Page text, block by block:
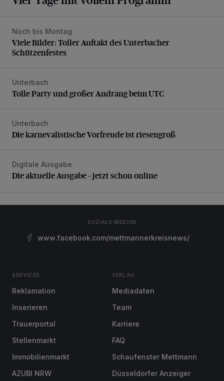
Viele Bilder: Toller Auftakt des Unterbacher
Noch bis Montag
Viele Bilder: Toller Auftakt des Unterbacher
Schützenfestes
Tolle Party und großer Andrang beim UTC
Unterbach
Tolle Party und großer Andrang beim UTC
Die karnevalistische Vorfreude ist riesengroß
Unterbach
Die karnevalistische Vorfreude ist riesengroß
Die aktuelle Ausgabe – jetzt schon online
Digitale Ausgabe
Die aktuelle Ausgabe – jetzt schon online
SOZIALE MEDIEN
www.facebook.com/mettmannerkreisnews/
SERVICES
Reklamation
Inserieren
Trauerportal
Stellenmarkt
Immobilienmarkt
AZUBI NRW
VERLAG
Mediadaten
Team
Karriere
FAQ
Schaufenster Mettmann
Düsseldorfer Anzeiger